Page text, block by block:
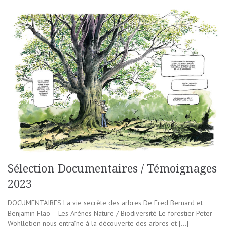
Sélection Documentaires / Témoignages
2023
DOCUMENTAIRES La vie secrète des arbres De Fred Bernard et
Benjamin Flao – Les Arènes Nature / Biodiversité Le forestier Peter
Wohlleben nous entraîne à la découverte des arbres et […]